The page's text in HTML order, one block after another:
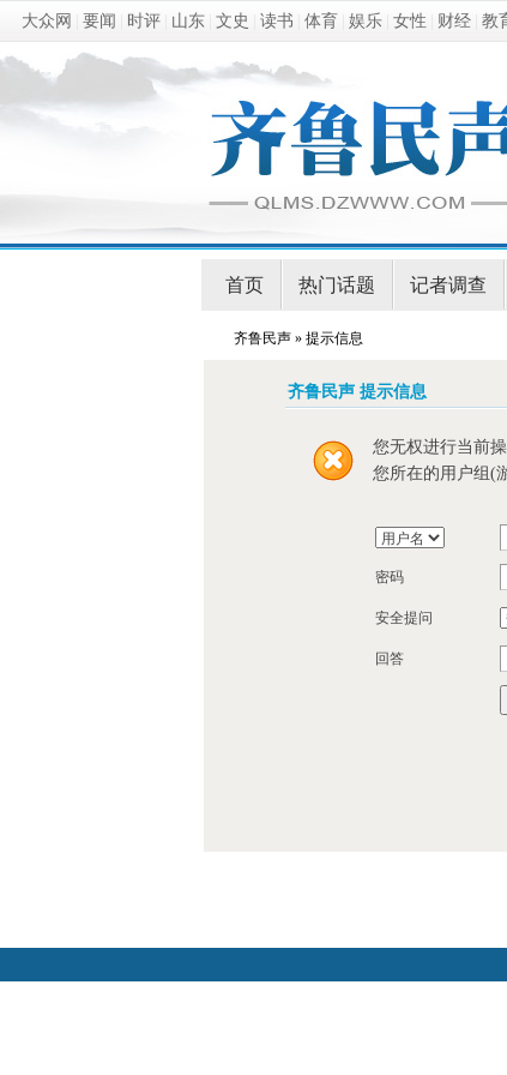
大众网 要闻 时评 山东 文史 读书 体育 娱乐 女性 财经 教
首页 热门话题 记者调查
齐鲁民声 » 提示信息
齐鲁民声 提示信息
您无权进行当前
您所在的用户组(
密码
安全提问
回答